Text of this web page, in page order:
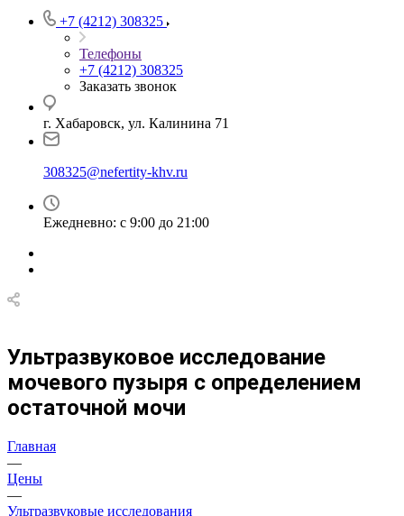
+7 (4212) 308325
Телефоны
+7 (4212) 308325
Заказать звонок
г. Хабаровск, ул. Калинина 71
308325@nefertity-khv.ru
Ежедневно: с 9:00 до 21:00
Ультразвуковое исследование
мочевого пузыря с определением
остаточной мочи
Главная
—
Цены
—
Ультразвуковые исследования